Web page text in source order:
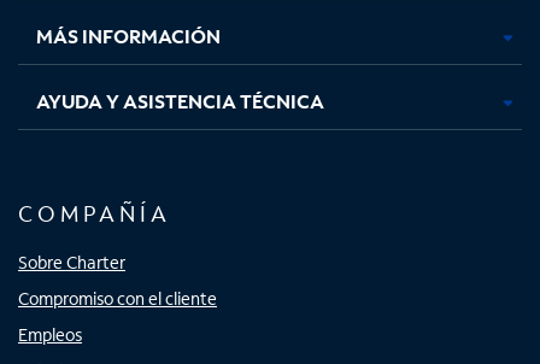
MÁS INFORMACIÓN
AYUDA Y ASISTENCIA TÉCNICA
COMPAÑÍA
Sobre Charter
Compromiso con el cliente
Empleos